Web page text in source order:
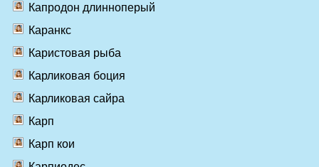
Капродон длинноперый
Каранкс
Каристовая рыба
Карликовая боция
Карликовая сайра
Карп
Карп кои